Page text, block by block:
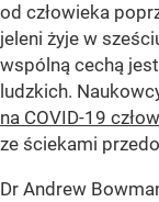
od człowieka
jeleni żyje w
wspólną cechą
ludzkich.
na COVID-19
ze ściekami
Dr Andrew